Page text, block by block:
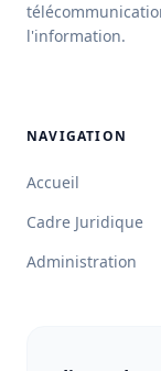
l'information.
NAVIGATION
Accueil
Cadre Juridique
Administration